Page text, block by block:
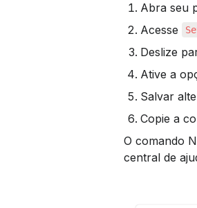
Abra seu
Acesse
Deslize
Ative a
Salvar
Copie a
O comando
central de